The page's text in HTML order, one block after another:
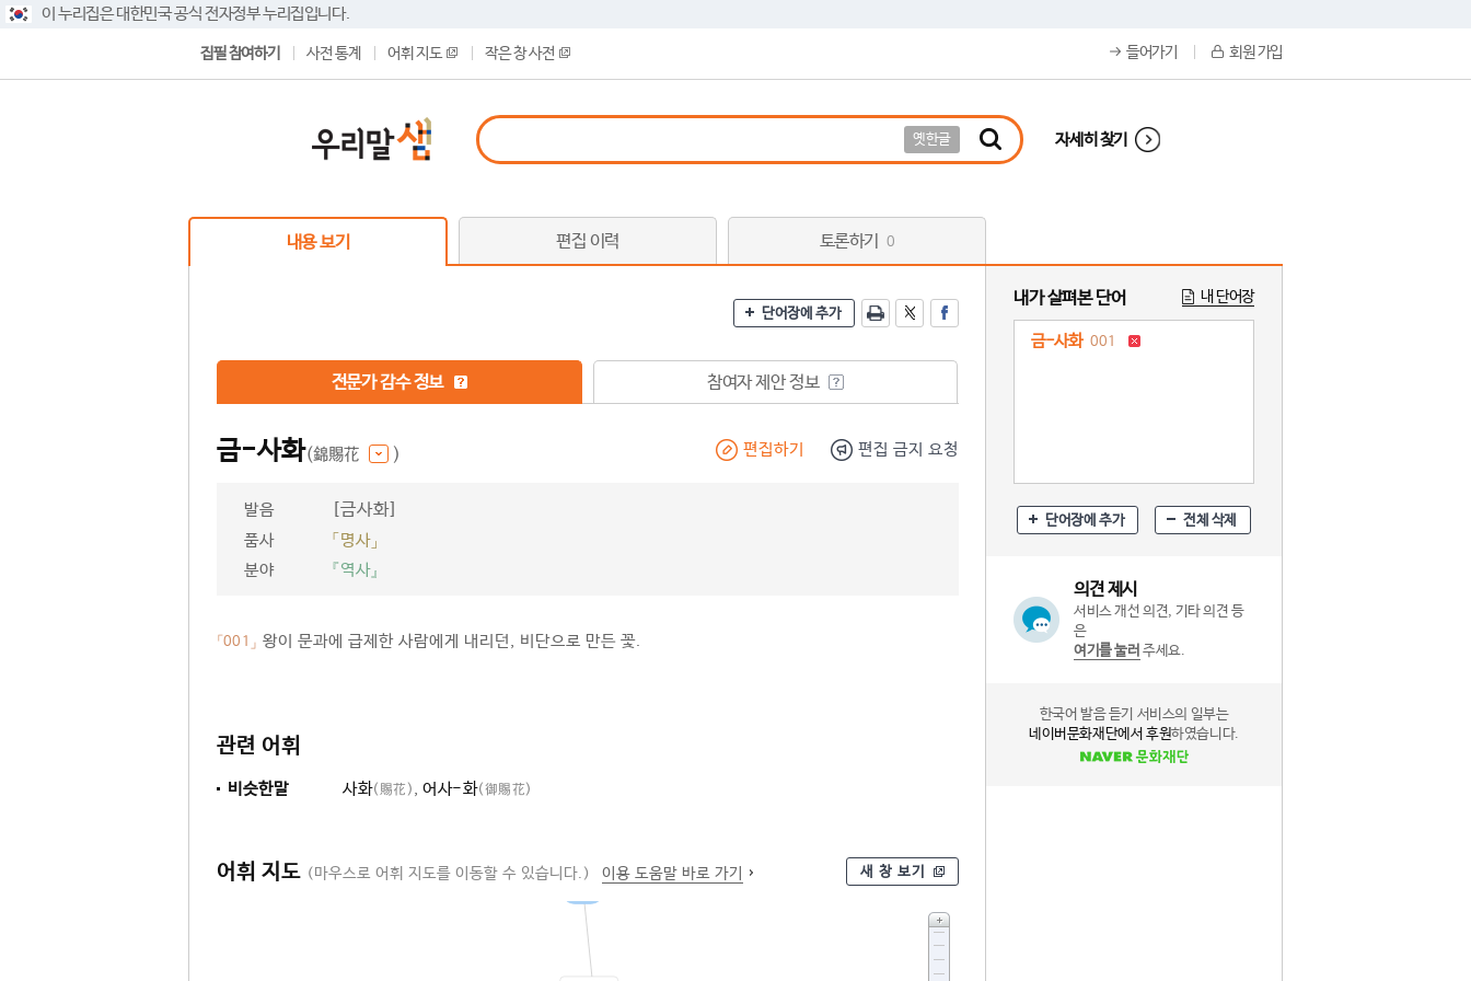
이 누리집은 대한민국 공식 전자정부 누리집입니다.
집필 참여하기 사전 통계 어휘 지도 작은 창 사전 들어가기 회원 가입
옛한글 자세히 찾기
내용 보기 편집 이력 토론하기 0
단어장에 추가
전문가 감수 정보 참여자 제안 정보
금-사화(錦賜花 ) 편집하기 편집 금지 요청
발음 [금사화]
품사
「명사」
분야
『역사』
「001」 왕이 문과에 급제한 사람에게 내리던, 비단으로 만든 꽃.
관련 어휘
비슷한말 사화(賜花) , 어사-화(御賜花)
어휘 지도 (마우스로 어휘 지도를 이동할 수 있습니다.) 이용 도움말 바로 가기 새 창 보기
내가 살펴본 단어 내 단어장
금-사화 001
단어장에 추가 전체 삭제
의견 제시
서비스 개선 의견, 기타 의견 등
은
여기를 눌러 주세요.
한국어 발음 듣기 서비스의 일부는
네이버문화재단에서 후원하였습니다.